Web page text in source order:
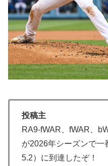
▶ 英国人「ようこそ」冨
決定的に！メディカル
ーセナルファンも祝福！
▶ 韓国人「台風接近中だ
があったんだね」
▶
韓国人「トヨタが2027
リーを導入へ！最大
目指す」
▶ ドイツの湖上に巨大な
【海外の反応】ジョン
大谷翔平」になれるく
能性あるの？ → 「脳の
投稿主
RA9-fWAR、fWAR、
が2026年シーズンで一
5.2）に到達したぞ！